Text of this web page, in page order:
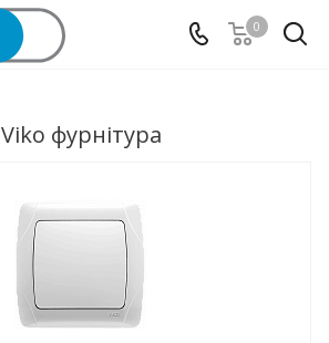
0
Viko фурнітура